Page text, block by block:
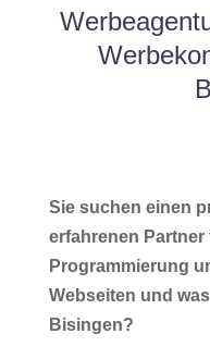
Sie suchen einen
erfahrenen Partner
Programmierung
Webseiten und
Bisingen?